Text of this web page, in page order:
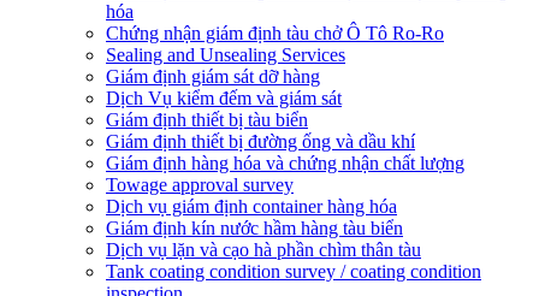
hóa
Chứng nhận giám định tàu chở Ô Tô Ro-Ro
Sealing and Unsealing Services
Giám định giám sát dỡ hàng
Dịch Vụ kiểm đếm và giám sát
Giám định thiết bị tàu biển
Giám định thiết bị đường ống và dầu khí
Giám định hàng hóa và chứng nhận chất lượng
Towage approval survey
Dịch vụ giám định container hàng hóa
Giám định kín nước hầm hàng tàu biển
Dịch vụ lặn và cạo hà phần chìm thân tàu
Tank coating condition survey / coating condition